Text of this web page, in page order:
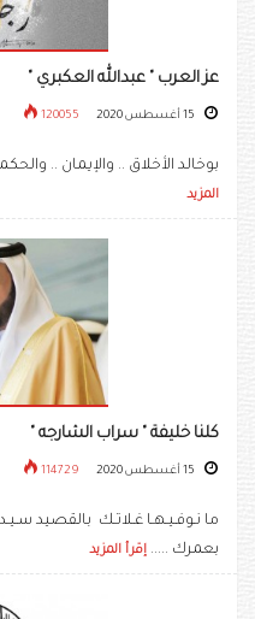
عز العرب " عبدالله العكبري "
120055
بوخالد الأخلاق .. والإيمان ..
المزيد
كلنا خليفة " سراب الشارجه "
114729
ما نـوفـيـهـا غـلاتـك بالقصيد
بعمرك ..... إقرأ المزيد